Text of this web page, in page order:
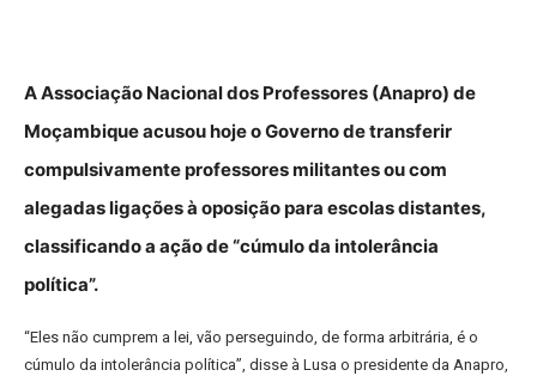
A Associação Nacional dos Professores (Anapro) de
Moçambique acusou hoje o Governo de transferir
compulsivamente professores militantes ou com
alegadas ligações à oposição para escolas distantes,
classificando a ação de “cúmulo da intolerância
política”.
“Eles não cumprem a lei, vão perseguindo, de forma arbitrária, é o
cúmulo da intolerância política”, disse à Lusa o presidente da Anapro,